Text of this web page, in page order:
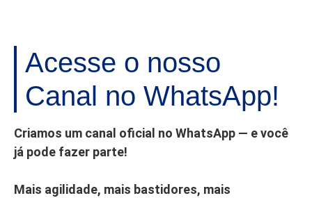
Acesse o nosso
Canal no WhatsApp!
Criamos um canal oficial no WhatsApp — e você
já pode fazer parte!
Mais agilidade, mais bastidores, mais